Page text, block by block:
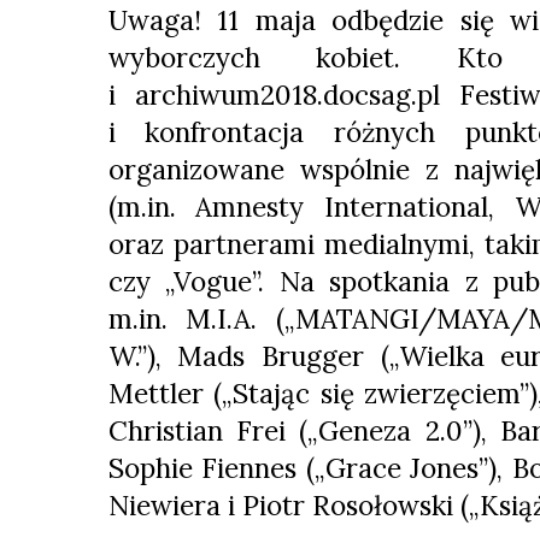
Uwaga! 11 maja odbędzie się
wyborczych kobiet.
i archiwum2018.docsag.pl
i konfrontacja różnych
organizowane wspólnie z
(m.in. Amnesty International,
oraz partnerami medialnymi,
czy „Vogue”. Na spotkania z
m.in. M.I.A. („MATANGI/MAYA/
W.”), Mads Brugger („Wielka
Mettler („Stając się
Christian Frei („Geneza 2.0”),
Sophie Fiennes („Grace Jones”),
Niewiera i Piotr Rosołowski